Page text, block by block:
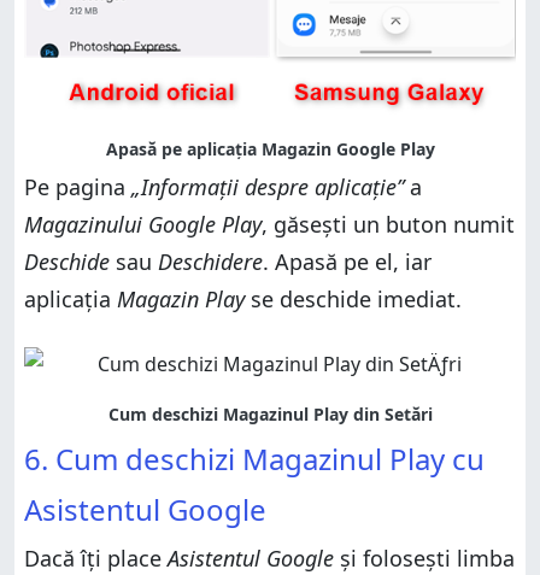
Pe pagina „Informații despre aplicație”a
Magazinului Google Play, găsești un buton numit
Deschide sau Deschidere. Apasă pe el, iar
aplicația Magazin Playse deschide imediat.
6. Cum deschizi Magazinul Play cu
Asistentul Google
Dacă îți placeAsistentul Google și folosești limba